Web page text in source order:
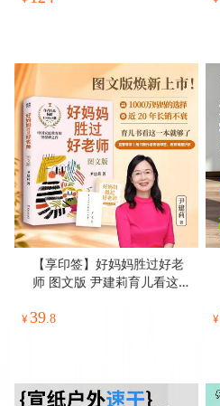
【享印签】好妈妈胜过好老
师 图文版 尹建莉育儿看这一
¥39.8 ¥